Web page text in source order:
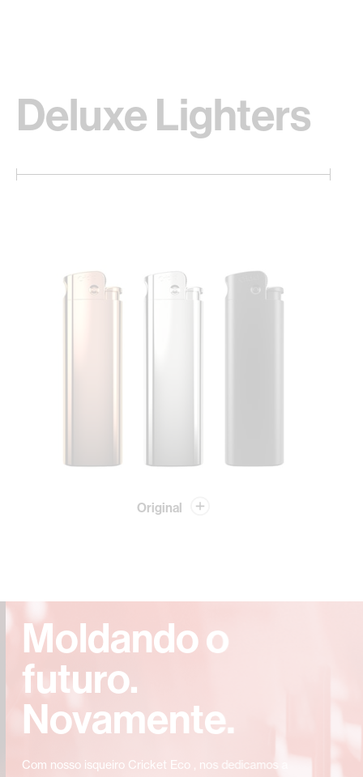
Deluxe Lighters
Original
Moldando o
futuro.
Novamente.
Com nosso isqueiro Cricket Eco , nos dedicamos a